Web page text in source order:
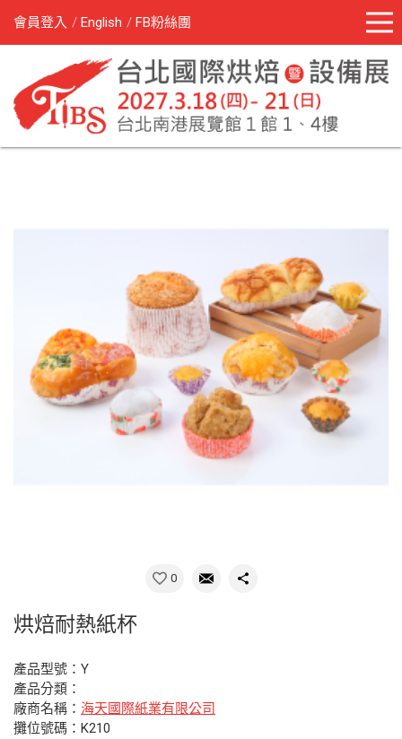
會員登入 English FB粉絲團
0
烘焙耐熱紙杯
產品型號：Y
產品分類：
廠商名稱： 海天國際紙業有限公司
攤位號碼：K210